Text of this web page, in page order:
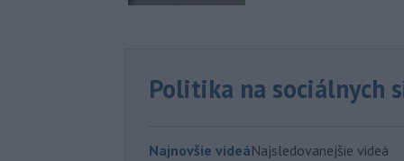
Politika na sociálnych
Najnovšie videáNajsledovanejšie videá